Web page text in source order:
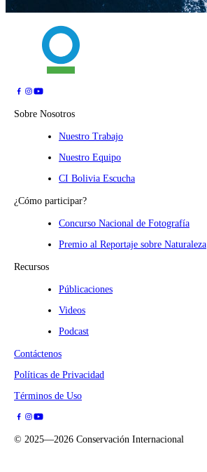
Sobre Nosotros
Nuestro Trabajo
Nuestro Equipo
CI Bolivia Escucha
¿Cómo participar?
Concurso Nacional de Fotografía
Premio al Reportaje sobre Naturaleza
Recursos
Públicaciones
Videos
Podcast
Contáctenos
Políticas de Privacidad
Términos de Uso
© 2025—2026 Conservación Internacional